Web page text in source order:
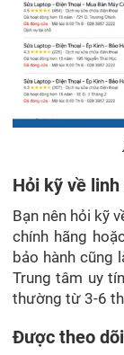
Hỏi kỹ về
Bạn nên hỏi kỹ
chính hãng
bảo hành cũng
Trung tâm uy
thường từ 3-6
Được theo